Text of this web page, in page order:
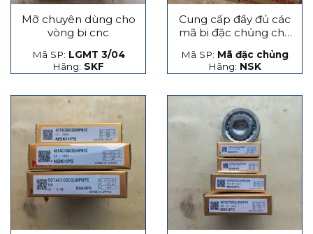
Mỡ chuyên dùng cho
vòng bi cnc
Mã SP: LGMT 3/04
Hãng: SKF
Cung cấp đầy đủ các
mã bi đặc chủng cho
Mã SP: Mã đặc chủng
Hãng: NSK